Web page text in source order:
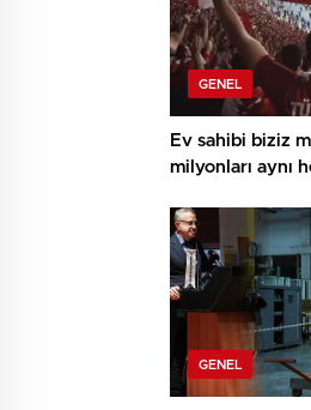
GENEL
Ev sahibi biziz
milyonları aynı
GENEL